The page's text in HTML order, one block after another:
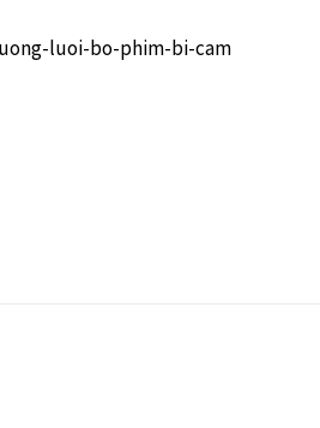
luoi-bo-phim-bi-cam